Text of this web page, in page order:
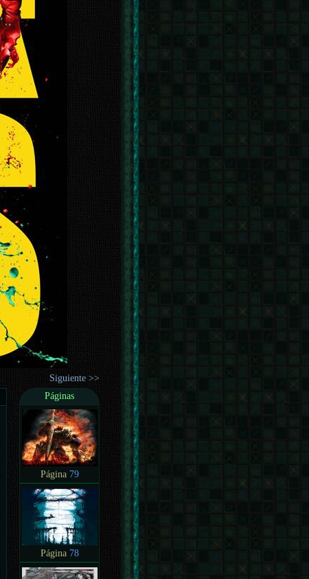
Siguiente >>
Páginas
Página 79
Página 78